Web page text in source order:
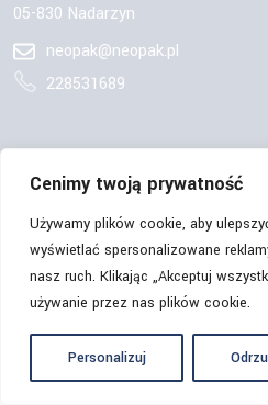
Cenimy twoją prywatność
Używamy plików cookie, aby
wyświetlać spersonalizowane
nasz ruch. Klikając „Akceptuj
używanie przez nas plików cookie.
Personalizuj
05-830 Nadarzyn
neopak@neopak.pl
228531689
OBSERWUJ NAS:
© Copyrights 2026 | Neopak